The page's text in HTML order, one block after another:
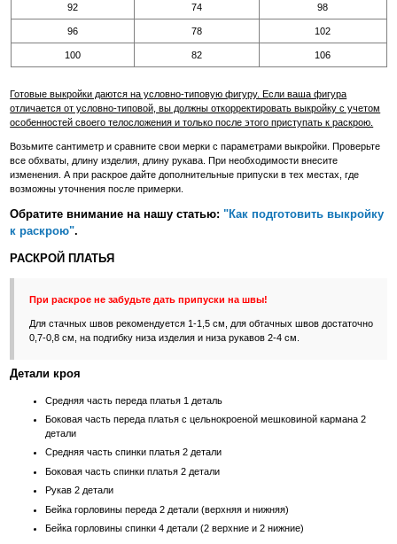
92 74 98
96 78 102
100 82 106
Готовые выкройки даются на условно-типовую фигуру. Если ваша фигура
отличается от условно-типовой, вы должны откорректировать выкройку с учетом
особенностей своего телосложения и только после этого приступать к раскрою.
Возьмите сантиметр и сравните свои мерки с параметрами выкройки. Проверьте
все обхваты, длину изделия, длину рукава. При необходимости внесите
изменения. А при раскрое дайте дополнительные припуски в тех местах, где
возможны уточнения после примерки.
Обратите внимание на нашу статью:"Как подготовить выкройку
к раскрою".
РАСКРОЙ ПЛАТЬЯ
При раскрое не забудьте дать припуски на швы!
Для стачных швов рекомендуется 1-1,5 см, для обтачных швов достаточно
0,7-0,8 см, на подгибку низа изделия и низа рукавов 2-4 см.
Детали кроя
Средняя часть переда платья 1 деталь
Боковая часть переда платья c цельнокроеной мешковиной кармана 2
детали
Средняя часть спинки платья 2 детали
Боковая часть спинки платья 2 детали
Рукав 2 детали
Бейка горловины переда 2 детали (верхняя и нижняя)
Бейка горловины спинки 4 детали (2 верхние и 2 нижние)